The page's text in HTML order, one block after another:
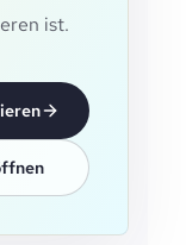
ist.